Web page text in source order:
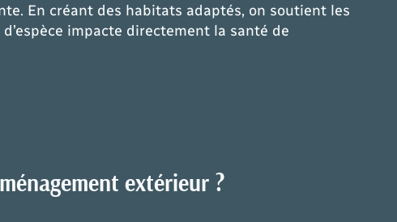
En créant des habitats adaptés, on soutient les
impacte directement la santé de
extérieur ?